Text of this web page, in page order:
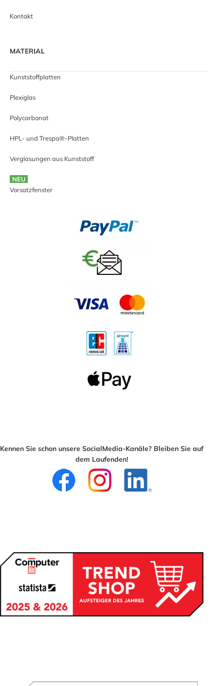
Kontakt
MATERIAL
Kunststoffplatten
Plexiglas
Polycarbonat
HPL- und Trespa®-Platten
Verglasungen aus Kunststoff
NEU
Vorsatzfenster
Kennen Sie schon unsere SocialMedia-Kanäle? Bleiben Sie auf
dem Laufenden!